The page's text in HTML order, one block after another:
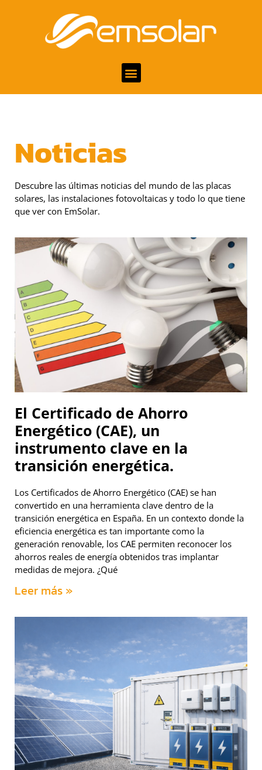
Noticias
Descubre las últimas noticias del mundo de las placas
solares, las instalaciones fotovoltaicas y todo lo que tiene
que ver con EmSolar.
El Certificado de Ahorro
Energético (CAE), un
instrumento clave en la
transición energética.
Los Certificados de Ahorro Energético (CAE) se han
convertido en una herramienta clave dentro de la
transición energética en España. En un contexto donde la
eficiencia energética es tan importante como la
generación renovable, los CAE permiten reconocer los
ahorros reales de energía obtenidos tras implantar
medidas de mejora. ¿Qué
Leer más »